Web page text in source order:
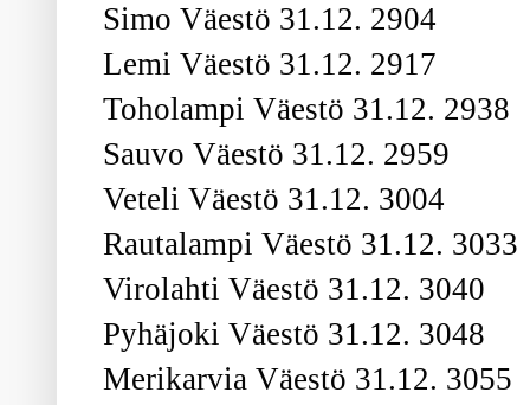
Simo Väestö 31.12. 2904
Lemi Väestö 31.12. 2917
Toholampi Väestö 31.12. 2938
Sauvo Väestö 31.12. 2959
Veteli Väestö 31.12. 3004
Rautalampi Väestö 31.12. 3033
Virolahti Väestö 31.12. 3040
Pyhäjoki Väestö 31.12. 3048
Merikarvia Väestö 31.12. 3055